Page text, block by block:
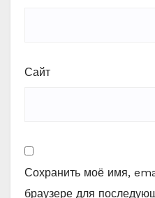
Сайт
Сохранить моё имя,
браузере для